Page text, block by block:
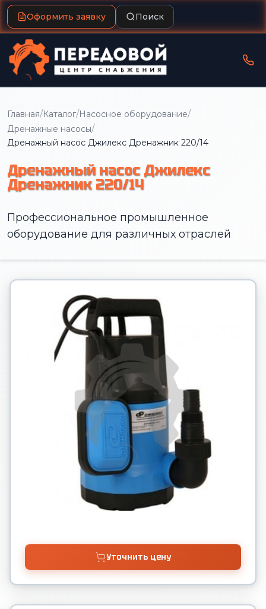
Оформить заявку Поиск
Главная/Каталог/Насосное оборудование/
Дренажные насосы/
Дренажный насос Джилекс Дренажник 220/14
Дренажный насос Джилекс
Дренажник 220/14
Профессиональное промышленное
оборудование для различных отраслей
Уточнить цену